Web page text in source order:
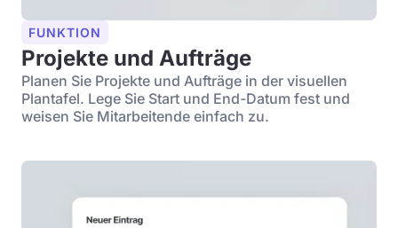
FUNKTION
Projekte und Aufträge
Planen Sie Projekte und Aufträge in der visuellen
Plantafel. Lege Sie Start und End-Datum fest und
weisen Sie Mitarbeitende einfach zu.